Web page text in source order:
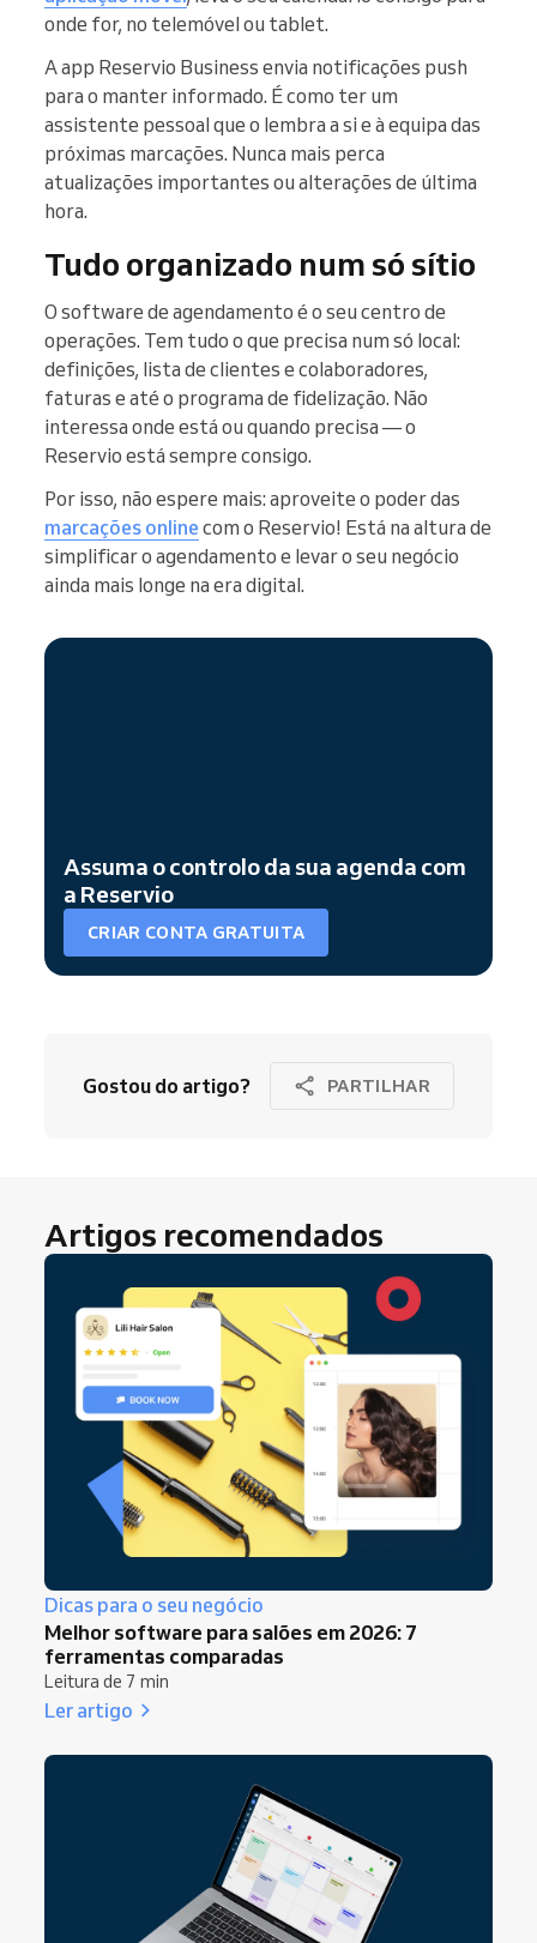
onde for, no telemóvel ou tablet.
A app Reservio Business envia notificações push
para o manter informado. É como ter um
assistente pessoal que o lembra a si e à equipa das
próximas marcações. Nunca mais perca
atualizações importantes ou alterações de última
hora.
Tudo organizado num só sítio
O software de agendamento é o seu centro de
operações. Tem tudo o que precisa num só local:
definições, lista de clientes e colaboradores,
faturas e até o programa de fidelização. Não
interessa onde está ou quando precisa — o
Reservio está sempre consigo.
Por isso, não espere mais: aproveite o poder das
marcações online com o Reservio! Está na altura de
simplificar o agendamento e levar o seu negócio
ainda mais longe na era digital.
Assuma o controlo da sua agenda com
a Reservio
CRIAR CONTA GRATUITA
Gostou do artigo? PARTILHAR
Artigos recomendados
Dicas para o seu negócio
Melhor software para salões em 2026: 7
ferramentas comparadas
Leitura de 7 min
Ler artigo